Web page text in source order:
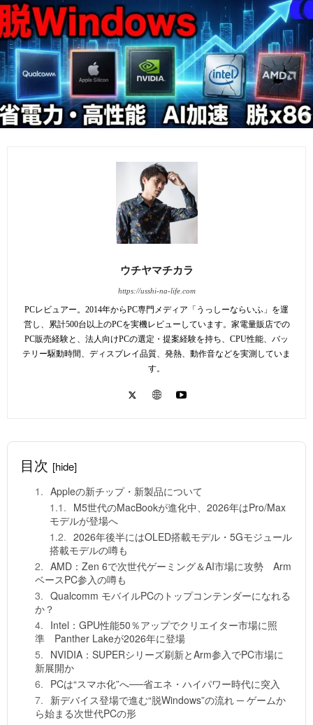
ウチヤマチカラ
https://usshi-na-life.com
PCレビュアー。2014年からPC専門メディア「うっしーならいふ」を運
営し、累計500台以上のPCを実機レビューしています。家電量販店での
PC販売経験と、法人向けPCの選定・提案経験を持ち、CPU性能、バッ
テリー駆動時間、ディスプレイ品質、発熱、動作音などを実測していま
す。
目次 [hide]
Appleの新チップ・新製品について
M5世代のMacBookが進化中、2026年はPro/Max
モデルが登場へ
2026年後半にはOLED搭載モデル・5Gモジュール
搭載モデルの噂も
AMD：Zen 6で次世代ゲーミング＆AI市場に攻勢 Arm
ベースPC参入の噂も
Qualcomm モバイルPCのトップコンテンダーになれる
か？
Intel：GPU性能50％アップでクリエイター市場に照
準 Panther Lakeが2026年に登場
NVIDIA：SUPERシリーズ刷新とArm参入でPC市場に
新展開か
PCは“スマホ化”へ──省エネ・ハイパワー時代に突入
新デバイス登場で進む“脱Windows”の流れ ─ ゲームか
ら始まる次世代PCの形